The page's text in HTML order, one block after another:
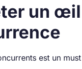
un œil
est un